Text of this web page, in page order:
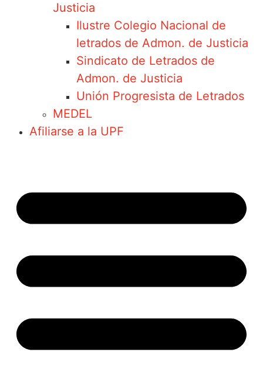
Justicia
Ilustre Colegio Nacional de
letrados de Admon. de Justicia
Sindicato de Letrados de
Admon. de Justicia
Unión Progresista de Letrados
MEDEL
Afiliarse a la UPF